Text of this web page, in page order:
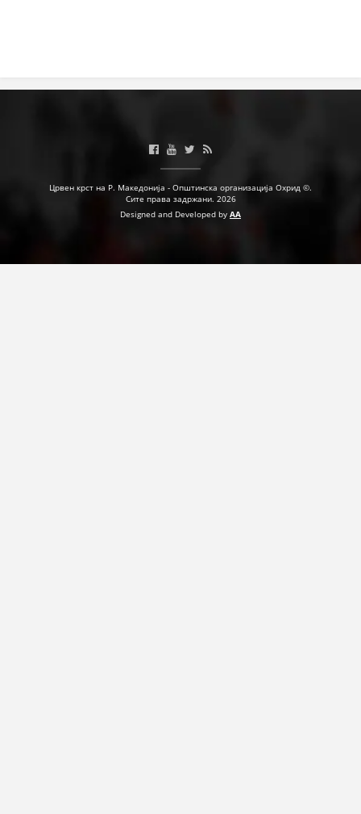
Црвен крст на Р. Македонија - Општинска организација Охрид ©.
Сите права задржани. 2026
Designed and Developed by AA